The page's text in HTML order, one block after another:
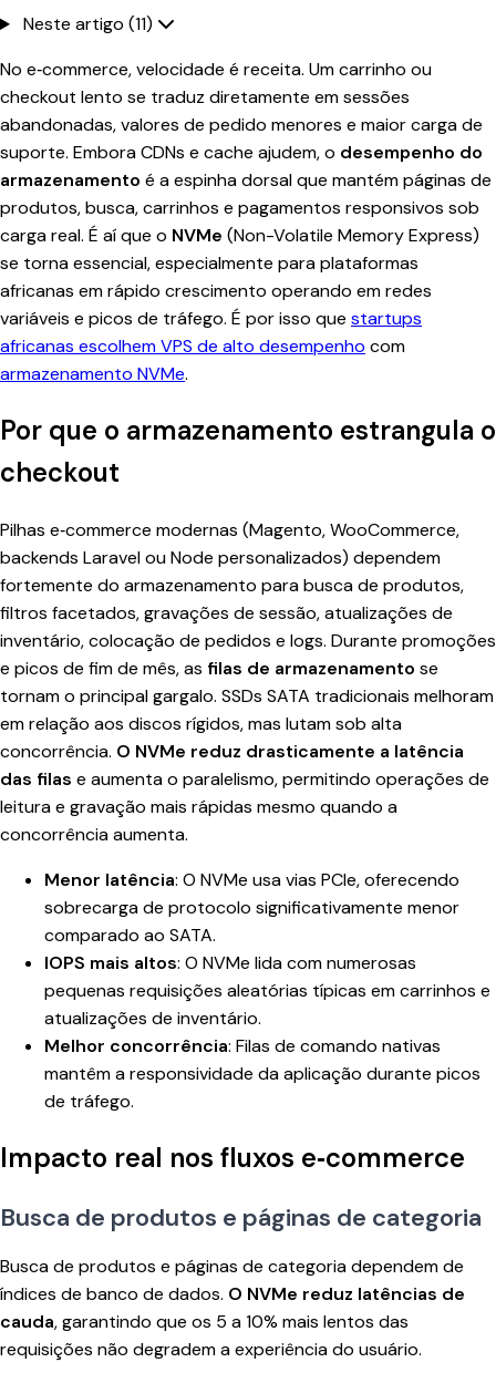
Neste artigo (11)
No e‑commerce, velocidade é receita. Um carrinho ou
checkout lento se traduz diretamente em sessões
abandonadas, valores de pedido menores e maior carga de
suporte. Embora CDNs e cache ajudem, o desempenho do
armazenamento é a espinha dorsal que mantém páginas de
produtos, busca, carrinhos e pagamentos responsivos sob
carga real. É aí que o NVMe (Non-Volatile Memory Express)
se torna essencial, especialmente para plataformas
africanas em rápido crescimento operando em redes
variáveis e picos de tráfego. É por isso que startups
africanas escolhem VPS de alto desempenho com
armazenamento NVMe.
Por que o armazenamento estrangula o
checkout
Pilhas e‑commerce modernas (Magento, WooCommerce,
backends Laravel ou Node personalizados) dependem
fortemente do armazenamento para busca de produtos,
filtros facetados, gravações de sessão, atualizações de
inventário, colocação de pedidos e logs. Durante promoções
e picos de fim de mês, as filas de armazenamento se
tornam o principal gargalo. SSDs SATA tradicionais melhoram
em relação aos discos rígidos, mas lutam sob alta
concorrência. O NVMe reduz drasticamente a latência
das filas e aumenta o paralelismo, permitindo operações de
leitura e gravação mais rápidas mesmo quando a
concorrência aumenta.
Menor latência: O NVMe usa vias PCIe, oferecendo
sobrecarga de protocolo significativamente menor
comparado ao SATA.
IOPS mais altos: O NVMe lida com numerosas
pequenas requisições aleatórias típicas em carrinhos e
atualizações de inventário.
Melhor concorrência: Filas de comando nativas
mantêm a responsividade da aplicação durante picos
de tráfego.
Impacto real nos fluxos e‑commerce
Busca de produtos e páginas de categoria
Busca de produtos e páginas de categoria dependem de
índices de banco de dados. O NVMe reduz latências de
cauda, garantindo que os 5 a 10% mais lentos das
requisições não degradem a experiência do usuário.